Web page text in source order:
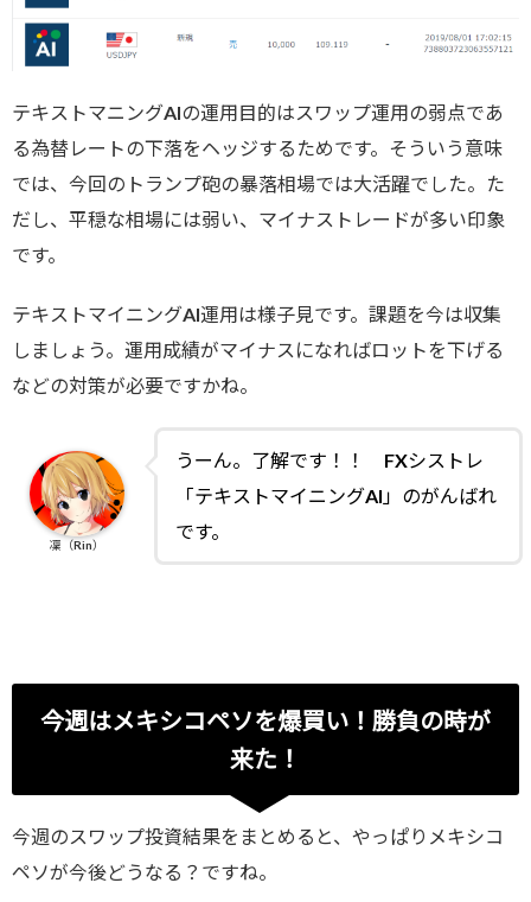
テキストマニングAIの運用目的はスワップ運用の弱点であ
る為替レートの下落をヘッジするためです。そういう意味
では、今回のトランプ砲の暴落相場では大活躍でした。た
だし、平穏な相場には弱い、マイナストレードが多い印象
です。
テキストマイニングAI運用は様子見です。課題を今は収集
しましょう。運用成績がマイナスになればロットを下げる
などの対策が必要ですかね。
うーん。了解です！！ FXシストレ
「テキストマイニングAI」のがんばれ
です。
凜（Rin）
今週はメキシコペソを爆買い！勝負の時が
来た！
今週のスワップ投資結果をまとめると、やっぱりメキシコ
ペソが今後どうなる？ですね。